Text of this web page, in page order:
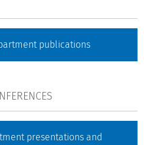
publications
presentations and